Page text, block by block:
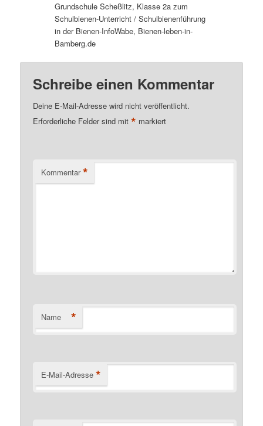
Grundschule Scheßlitz, Klasse 2a zum
Schulbienen-Unterricht / Schulbienenführung
in der Bienen-InfoWabe, Bienen-leben-in-
Bamberg.de
Schreibe einen Kommentar
Deine E-Mail-Adresse wird nicht veröffentlicht.
Erforderliche Felder sind mit* markiert
Kommentar *
Name *
E-Mail-Adresse *